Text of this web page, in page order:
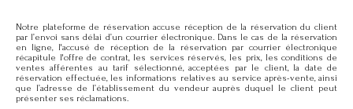
Notre plateforme de réservation accuse réception de la réservation du client
par l’envoi sans délai d’un courrier électronique. Dans le cas de la réservation
en ligne, l'accusé de réception de la réservation par courrier électronique
récapitule l'offre de contrat, les services réservés, les prix, les conditions de
ventes afférentes au tarif sélectionné, acceptées par le client, la date de
réservation effectuée, les informations relatives au service après-vente, ainsi
que l’adresse de l’établissement du vendeur auprès duquel le client peut
présenter ses réclamations.